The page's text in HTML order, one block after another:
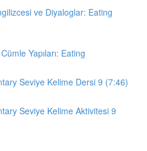
ve Diyaloglar: Eating
Yapıları: Eating
Seviye Kelime Dersi 9 (7:46)
Seviye Kelime Aktivitesi 9